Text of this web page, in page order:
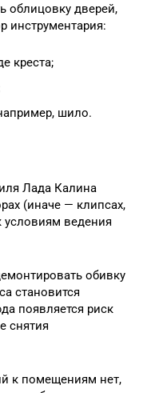
облицовку дверей,
инструментария:
креста;
шило.
Лада Калина
(иначе — клипсах,
условиям ведения
обивку
становится
появляется риск
снятия
к помещениям нет,